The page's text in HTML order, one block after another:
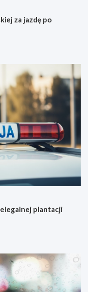
za jazdę po
plantacji